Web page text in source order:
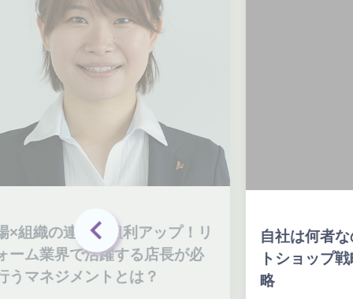
携で粗利アップ！リ
活躍する店長が必
ントとは？
自社は何者なのか？「
トショップ戦略」で変